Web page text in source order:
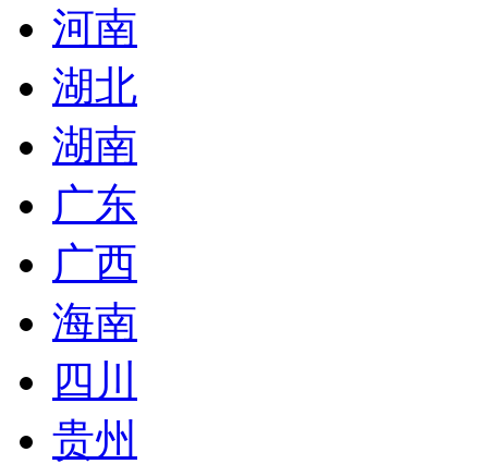
河南
湖北
湖南
广东
广西
海南
四川
贵州